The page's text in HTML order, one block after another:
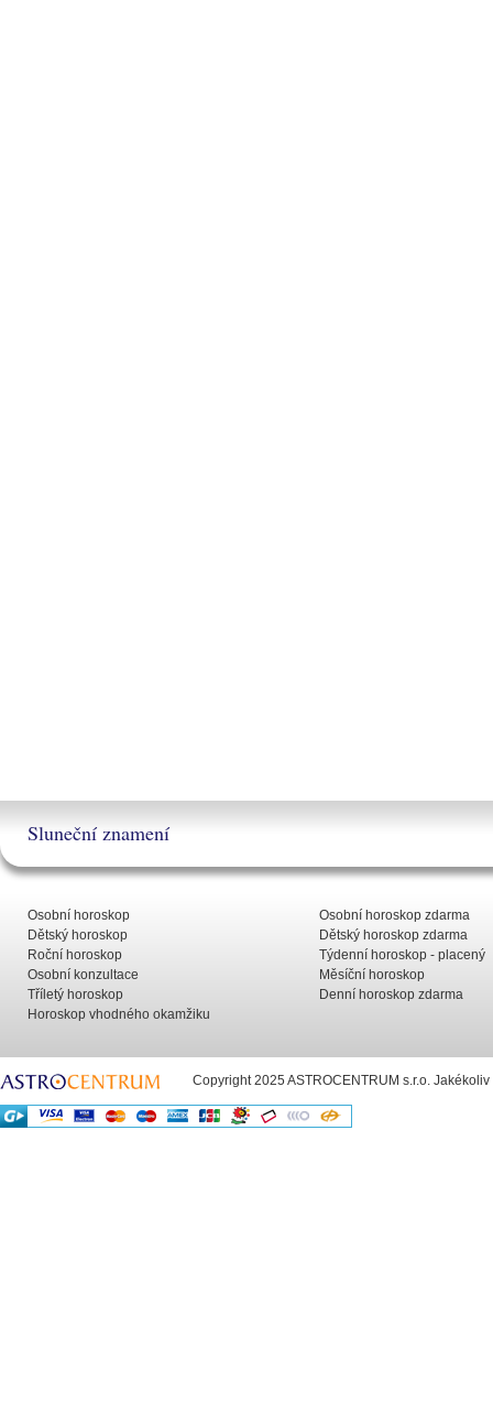
Sluneční znamení
Osobní horoskop
Dětský horoskop
Roční horoskop
Osobní konzultace
Tříletý horoskop
Horoskop vhodného okamžiku
Osobní horoskop zdarma
Dětský horoskop zdarma
Týdenní horoskop - placený
Měsíční horoskop
Denní horoskop zdarma
Copyright 2025 ASTROCENTRUM s.r.o.